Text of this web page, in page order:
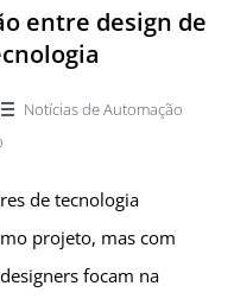
entre design de
Notícias deAutomação
de tecnologia
projeto, mas com
focam na